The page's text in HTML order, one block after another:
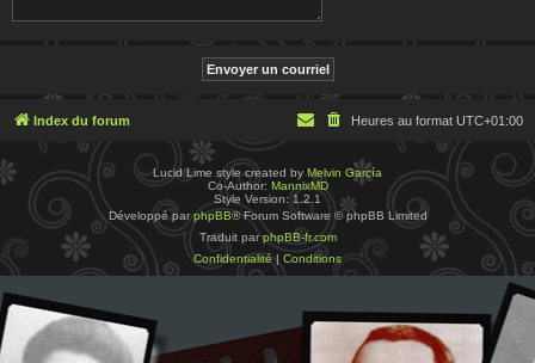
Index du forum Heures au format UTC+01:00
Lucid Lime style created by Melvin García
Co-Author: MannixMD
Style Version: 1.2.1
Développé parphpBB® Forum Software © phpBB Limited
Traduit parphpBB-fr.com
Confidentialité| Conditions